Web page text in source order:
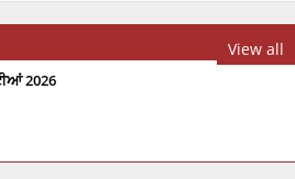
View all
2026